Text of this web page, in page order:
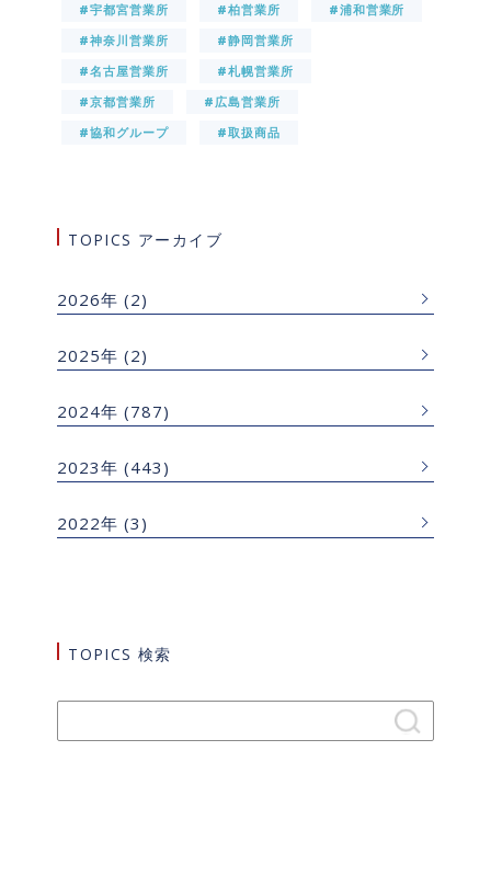
#宇都宮営業所
#柏営業所
#浦和営業所
#神奈川営業所
#静岡営業所
#名古屋営業所
#札幌営業所
#京都営業所
#広島営業所
#協和グループ
#取扱商品
TOPICS アーカイブ
2026年 (2)
2025年 (2)
2024年 (787)
2023年 (443)
2022年 (3)
TOPICS 検索